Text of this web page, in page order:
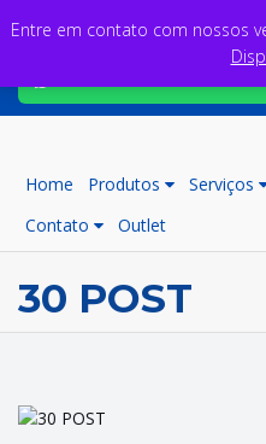
Home Produtos Serviços
Contato
Outlet
30 POST
Entre em contato com nossos